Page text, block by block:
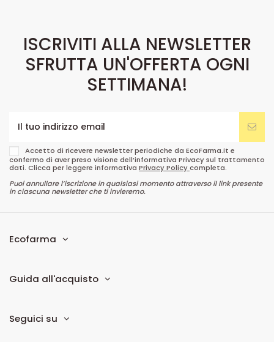
ISCRIVITI ALLA NEWSLETTER
SFRUTTA UN'OFFERTA OGNI
SETTIMANA!
Accetto di ricevere newsletter periodiche da EcoFarma.it e
confermo di aver preso visione dell’informativa Privacy sul trattamento
dati. Clicca per leggere informativa Privacy Policycompleta.
Puoi annullare l’iscrizione in qualsiasi momento attraverso il link presente
in ciascuna newsletter che ti invieremo.
Ecofarma
Guida all'acquisto
Seguici su